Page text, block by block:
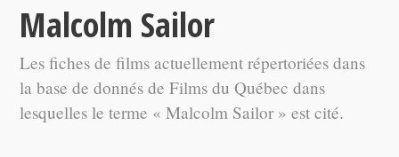
Malcolm Sailor
Les fiches de films actuellement répertoriées dans
la base de donnés de Films du Québec dans
lesquelles le terme « Malcolm Sailor » est cité.